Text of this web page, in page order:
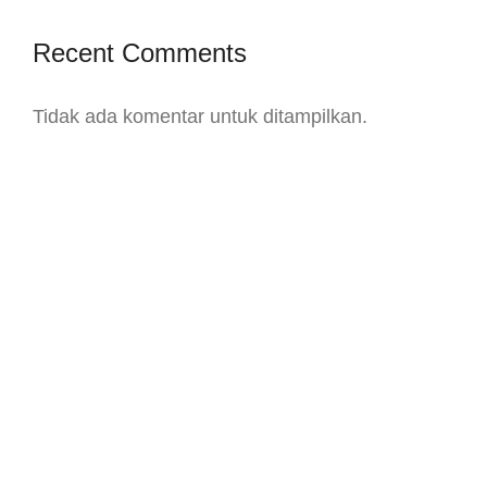
Recent Comments
Tidak ada komentar untuk ditampilkan.